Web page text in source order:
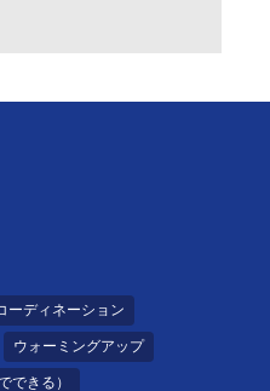
ーディネーション
ウォーミングアップ
できる）